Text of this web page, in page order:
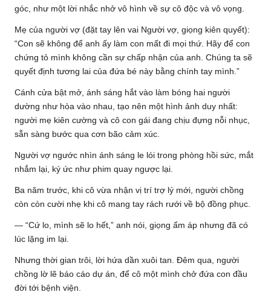
góc, như một lời nhắc nhở vô hình về sự cô độc và vô vọng.
Mẹ của người vợ (đặt tay lên vai Người vợ, giọng kiên quyết):
“Con sẽ không để anh ấy làm con mất đi mọi thứ. Hãy để con
chứng tỏ mình không cần sự chấp nhận của anh. Chúng ta sẽ
quyết định tương lai của đứa bé này bằng chính tay mình.”
Cánh cửa bật mở, ánh sáng hắt vào làm bóng hai người
dường như hòa vào nhau, tạo nên một hình ảnh duy nhất:
người mẹ kiên cường và cô con gái đang chịu đựng nỗi nhục,
sẵn sàng bước qua cơn bão cảm xúc.
Người vợ ngước nhìn ánh sáng le lói trong phòng hồi sức, mắt
nhắm lại, ký ức như phim quay ngược lại.
Ba năm trước, khi cô vừa nhận vị trí trợ lý mới, người chồng
còn còn cười nhẹ khi cô mang tay rách rưới về bộ đồng phục.
— “Cứ lo, mình sẽ lo hết,” anh nói, giọng ấm áp nhưng đã có
lúc lặng im lại.
Nhưng thời gian trôi, lời hứa dần xuôi tan. Đêm qua, người
chồng lờ lẽ báo cáo dự án, để cô một mình chở đứa con đầu
đời tới bệnh viện.